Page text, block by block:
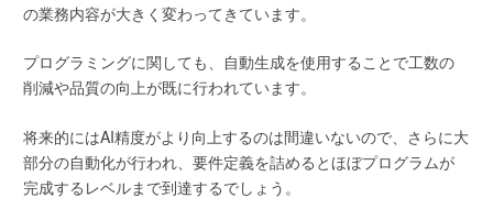
の業務内容が大きく変わってきています。
プログラミングに関しても、自動生成を使用することで工数の
削減や品質の向上が既に行われています。
将来的にはAI精度がより向上するのは間違いないので、さらに大
部分の自動化が行われ、要件定義を詰めるとほぼプログラムが
完成するレベルまで到達するでしょう。